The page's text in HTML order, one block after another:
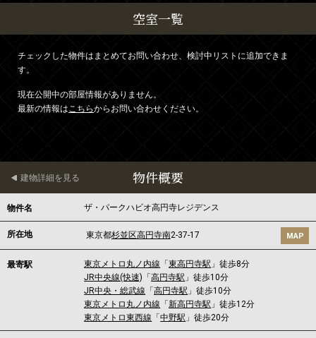
空室一覧
チェックした物件はまとめてお問い合わせ、検討中リストに追加できま
す。
現在公開中の部屋情報がありません。
最新の情報はこちらからお問い合わせください。
物件概要
建物詳細を見る
物件名 ザ・パークハビオ高円寺レジデンス
所在地 東京都杉並区高円寺南2-37-17 MAP
最寄駅 東京メトロ丸ノ内線 「東高円寺駅 」徒歩8分
JR中央線(快速) 「高円寺駅 」徒歩10分
JR中央・総武線 「高円寺駅 」徒歩10分
東京メトロ丸ノ内線 「新高円寺駅 」徒歩12分
東京メトロ東西線 「中野駅 」徒歩20分